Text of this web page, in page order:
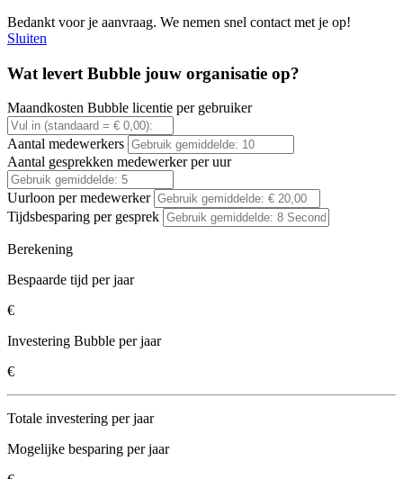
Bedankt voor je aanvraag. We nemen snel contact met je op!
Sluiten
Wat levert Bubble jouw organisatie op?
Maandkosten Bubble licentie per gebruiker
Aantal medewerkers
Aantal gesprekken medewerker per uur
Uurloon per medewerker
Tijdsbesparing per gesprek
Berekening
Bespaarde tijd per jaar
€
Investering Bubble per jaar
€
Totale investering per jaar
Mogelijke besparing per jaar